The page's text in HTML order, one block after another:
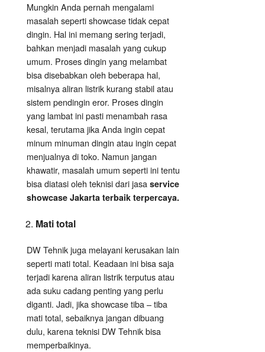
Mungkin Anda pernah mengalami
masalah seperti showcase tidak cepat
dingin. Hal ini memang sering terjadi,
bahkan menjadi masalah yang cukup
umum. Proses dingin yang melambat
bisa disebabkan oleh beberapa hal,
misalnya aliran listrik kurang stabil atau
sistem pendingin eror. Proses dingin
yang lambat ini pasti menambah rasa
kesal, terutama jika Anda ingin cepat
minum minuman dingin atau ingin cepat
menjualnya di toko. Namun jangan
khawatir, masalah umum seperti ini tentu
bisa diatasi oleh teknisi dari jasa service
showcase Jakarta terbaik terpercaya.
Mati total
DW Tehnik juga melayani kerusakan lain
seperti mati total. Keadaan ini bisa saja
terjadi karena aliran listrik terputus atau
ada suku cadang penting yang perlu
diganti. Jadi, jika showcase tiba – tiba
mati total, sebaiknya jangan dibuang
dulu, karena teknisi DW Tehnik bisa
memperbaikinya.